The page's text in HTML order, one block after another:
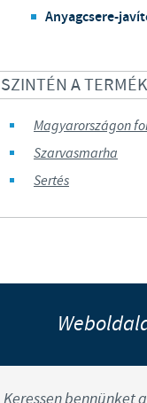
Anyagcsere-
SZINTÉN A
Magyarországon
Szarvasmarha
Sertés